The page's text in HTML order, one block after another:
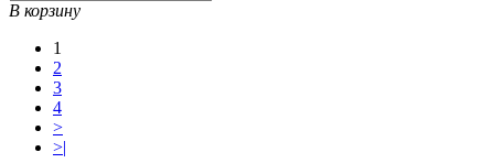
В корзину
1
2
3
4
>
>|